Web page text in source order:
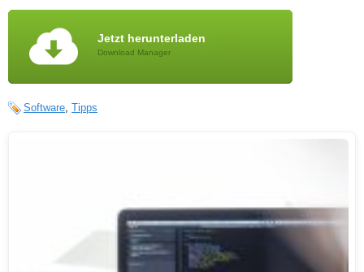
Jetzt herunterladen
Download Manager
Software Tipps